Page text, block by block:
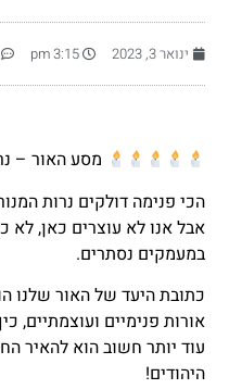
ינואר 3, 2023 3:15 pm
מסע האור –
הכי פנימה דולקים נרות
אבל אנו לא עוצרים כאן,
במעמקים נסתרים.
כתובת היעד של האור שלנו
אורות פנימיים ועוצמתיים,
עוד יותר חשוב הוא להאיר
היהודים!